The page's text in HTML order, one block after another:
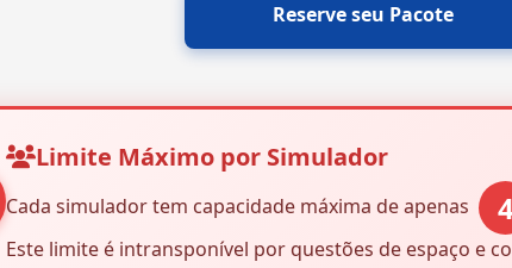
Reserve seu Pacote
Limite Máximo por Simulador
Cada simulador tem capacidade máxima de apenas
Este limite é intransponível por questões de espaço e